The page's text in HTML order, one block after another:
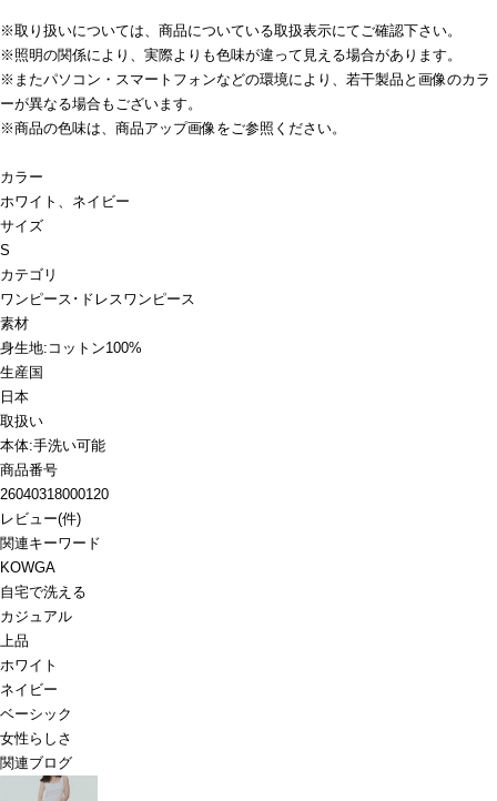
※取り扱いについては、商品についている取扱表示にてご確認下さい。
※照明の関係により、実際よりも色味が違って見える場合があります。
※またパソコン・スマートフォンなどの環境により、若干製品と画像のカラ
ーが異なる場合もございます。
※商品の色味は、商品アップ画像をご参照ください。
カラー
ホワイト、ネイビー
サイズ
S
カテゴリ
ワンピース･ドレスワンピース
素材
身生地:コットン100%
生産国
日本
取扱い
本体:手洗い可能
商品番号
26040318000120
レビュー(件)
関連キーワード
KOWGA
自宅で洗える
カジュアル
上品
ホワイト
ネイビー
ベーシック
女性らしさ
関連ブログ